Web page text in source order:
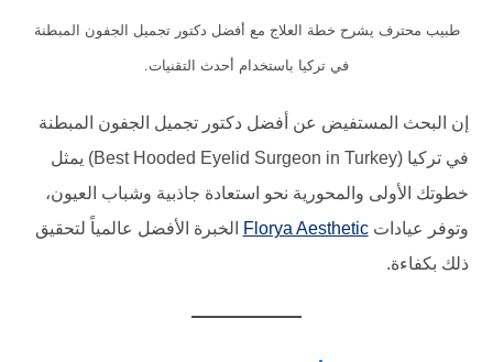
طبيب محترف يشرح خطة العلاج مع أفضل دكتور تجميل الجفون المبطنة
في تركيا باستخدام أحدث التقنيات.
إن البحث المستفيض عن أفضل دكتور تجميل الجفون المبطنة
في تركيا (Best Hooded Eyelid Surgeon in Turkey) يمثل
خطوتك الأولى والمحورية نحو استعادة جاذبية وشباب العيون،
وتوفر عياداتFlorya Aesthetic
الخبرة الأفضل عالمياً لتحقيق
ذلك بكفاءة.